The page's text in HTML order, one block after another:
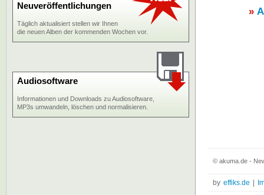
»
Neuveröffentlichungen
Täglich aktualisiert stellen wir Ihnen
die neuen Alben der kommenden Wochen vor.
Audiosoftware
Informationen und Downloads zu Audiosoftware,
MP3s umwandeln, löschen und normalisieren.
© akuma.de -
by effiks.de